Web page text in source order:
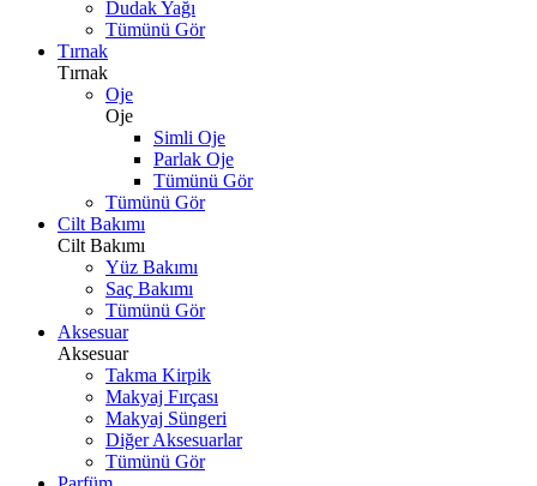
Dudak Yağı
Tümünü Gör
Tırnak
Tırnak
Oje
Oje
Simli Oje
Parlak Oje
Tümünü Gör
Tümünü Gör
Cilt Bakımı
Cilt Bakımı
Yüz Bakımı
Saç Bakımı
Tümünü Gör
Aksesuar
Aksesuar
Takma Kirpik
Makyaj Fırçası
Makyaj Süngeri
Diğer Aksesuarlar
Tümünü Gör